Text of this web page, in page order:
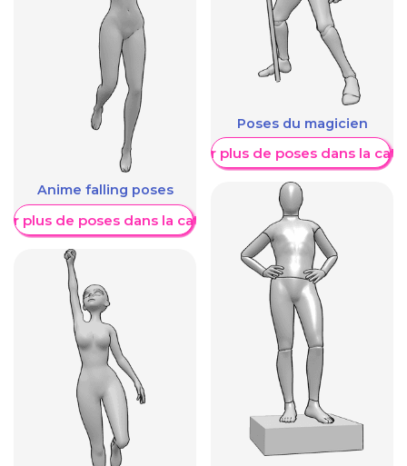
Anime falling poses
plus de poses dans la catégorie
Poses du magicien
Afficher plus de poses dans la